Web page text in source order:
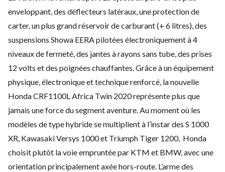
enveloppant, des déflecteurs latéraux, une protection de
carter, un plus grand réservoir de carburant (+ 6 litres), des
suspensions Showa EERA pilotées électroniquement à 4
niveaux de fermeté, des jantes à rayons sans tube, des prises
12 volts et des poignées chauffantes. Grâce à un équipement
physique, électronique et technique renforcé, la nouvelle
Honda CRF1100L Africa Twin 2020représente plus que
jamais une force du segment aventure. Au moment où les
modèles de type hybride se multiplient à l’instar des S 1000
XR, Kawasaki Versys 1000et Triumph Tiger 1200, Honda
choisit plutôt la voie empruntée par KTM et BMW, avec une
orientation principalement axée hors-route. L’arme des